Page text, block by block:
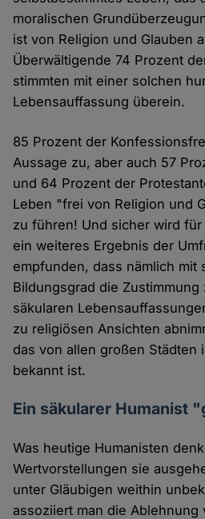
moralischen
ist von Religion und Glauben
Überwältigende 74 Prozent
stimmten mit einer solchen
Lebensauffassung überein.
85 Prozent der
Aussage zu, aber auch 57
und 64 Prozent der
Leben "frei von Religion und
zu führen! Und sicher wird
ein weiteres Ergebnis der
empfunden, dass nämlich mit
Bildungsgrad die
säkularen
zu religiösen Ansichten
das von allen großen Städten
bekannt ist.
Ein säkularer Humanist
Was heutige Humanisten
Wertvorstellungen sie
unter Gläubigen weithin
assoziiert man die Ablehnung